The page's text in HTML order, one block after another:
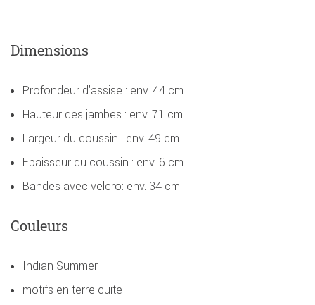
Dimensions
Profondeur d'assise : env. 44 cm
Hauteur des jambes : env. 71 cm
Largeur du coussin : env. 49 cm
Epaisseur du coussin : env. 6 cm
Bandes avec velcro: env. 34 cm
Couleurs
Indian Summer
motifs en terre cuite